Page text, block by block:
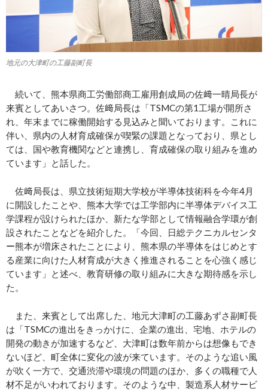
地元の大津町の工藤副町長
続いて、熊本県商工労働部商工雇用創成局の佐﨑一晴局長が
来賓としてあいさつ。佐﨑局長は「TSMCの第1工場が開所さ
れ、年末までに稼働開始する見込みと聞いております。これに
伴い、県内の人材育成確保が喫緊の課題となっており、県とし
ては、国や教育機関などと連携し、育成確保の取り組みを進め
ています」と話した。
佐﨑局長は、県立技術短期大学校が半導体技術科を今年4月
に開設したことや、熊本大学では工学部内に半導体デバイス工
学課程が設けられたほか、新たな学部として情報融合学環が創
設されたことなどを紹介した。「今回、日総テクニカルセンタ
ー熊本が増床されたことにより、熊本県の半導体をはじめとす
る産業に向けた人材育成が大きく推進されることを心強く感じ
ています」と述べ、教育研修の取り組みに大きな期待感を示し
た。
また、来賓として出席した、地元大津町の工藤あずさ副町長
は「TSMCの進出をきっかけに、企業の進出、宅地、ホテルの
開発の動きが加速するなど、大津町は数年前からは想像もでき
ないほど、町全体に変化の波が来ています。そのような追い風
が吹く一方で、交通渋滞や環境の問題のほか、多くの職種で人
材不足がいわれております。そのような中、製造系人材サービ